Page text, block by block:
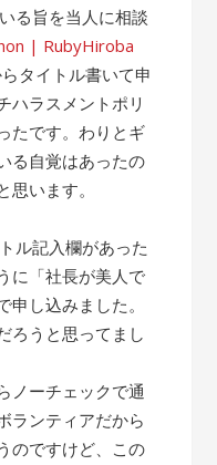
る旨を当人に相談
| RubyHiroba
タイトル書いて申
ハラスメントポリ
たです。わりとギ
る自覚はあったの
います。
ル記入欄があった
に「社長が美人で
し込みました。
ろうと思ってまし
ノーチェックで通
ランティアだから
のですけど、この